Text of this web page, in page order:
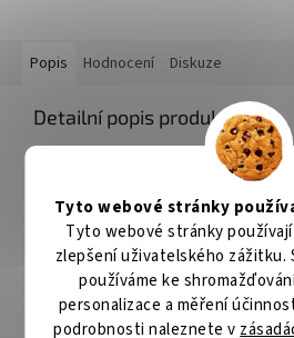
Tyto webové stránky
Tyto webové stránky
zlepšení uživatelského zážitku.
používáme ke
personalizace a měření
podrobnosti naleznete v
Popis Hodnocení Diskuze
Detailní popis produktu
Triton RAX-VL-X27-X1
Vertikální lišta s laserovým značením
ZÁKLADNÍ SPECIFIKACE
Výška:
Délka:1212,15 mm